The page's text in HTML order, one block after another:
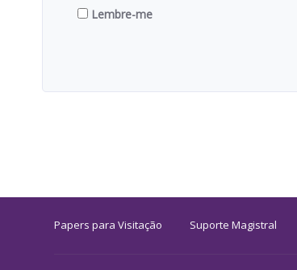
Lembre-me
Papers para Visitação Suporte Magistral